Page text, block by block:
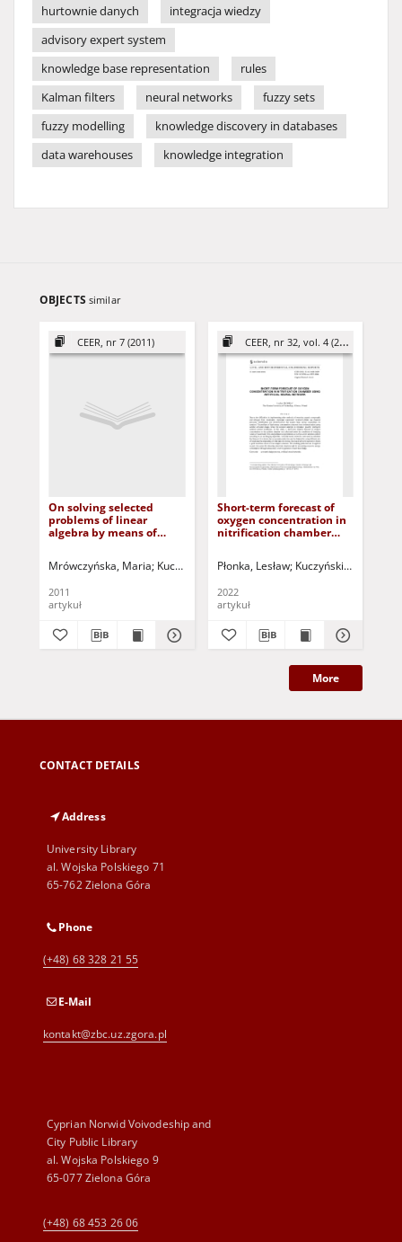
hurtownie danych
integracja wiedzy
advisory expert system
knowledge base representation
rules
Kalman filters
neural networks
fuzzy sets
fuzzy modelling
knowledge discovery in databases
data warehouses
knowledge integration
OBJECTS similar
CEER, nr 7 (2011)
On solving selected
problems of linear
algebra by means of
rozwiązywania
algebry liniowej za
pomocą sieci
Mrówczyńska, Maria Kuczma, Mieczysław - red.
2011
artykuł
CEER, nr 32, vol. 4 (2022)
Short-term forecast of
oxygen concentration in
nitrification chamber
Płonka, Lesław Kuczyński, Tadeusz -
2022
artykuł
More
CONTACT DETAILS
Address
University Library
al. Wojska Polskiego 71
65-762 Zielona Góra
Phone
(+48) 68 328 21 55
E-Mail
kontakt@zbc.uz.zgora.pl
Cyprian Norwid Voivodeship and
City Public Library
al. Wojska Polskiego 9
65-077 Zielona Góra
(+48) 68 453 26 06